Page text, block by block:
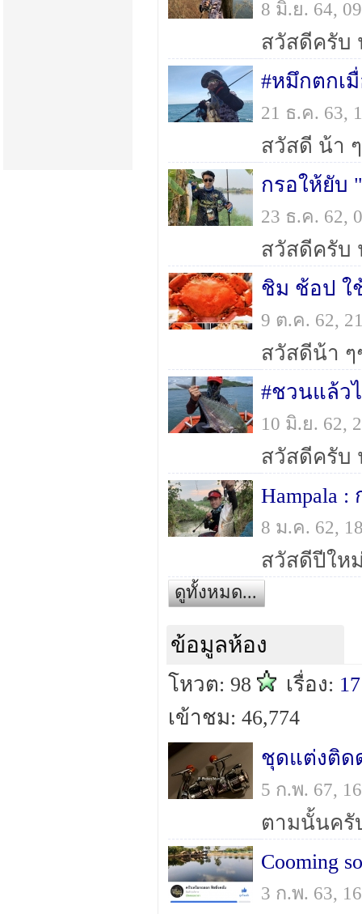
8 มิ.ย. 64,
#หมึกตกเ
21 ธ.ค. 63,
กรอให้ยับ
23 ธ.ค. 62,
ชิม ช้อป ใ
9 ต.ค. 62,
#ชวนแล้ว
10 มิ.ย. 62,
8 ม.ค. 62,
ดูทั้งหมด...
ข้อมูลห้อง
โหวต: 98 เรื่อง: 17
เข้าชม: 46,774
ชุดแต่งติ
5 ก.พ. 67,
ตามนั้นครั
Cooming
3 ก.พ. 63,